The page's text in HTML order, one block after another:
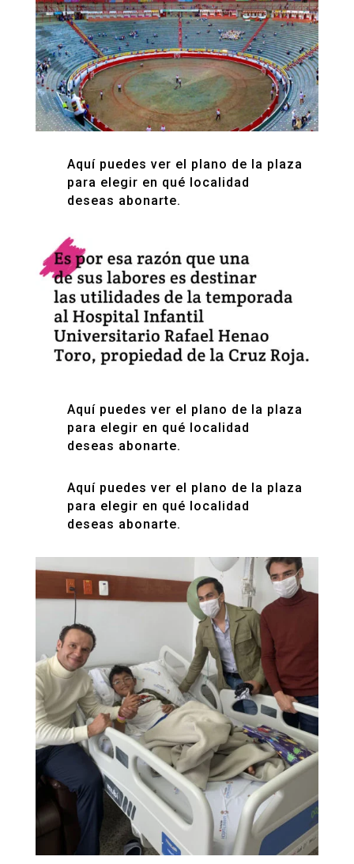
Aquí puedes ver el plano de la plaza
para elegir en qué localidad
deseas abonarte.
Aquí puedes ver el plano de la plaza
para elegir en qué localidad
deseas abonarte.
Aquí puedes ver el plano de la plaza
para elegir en qué localidad
deseas abonarte.